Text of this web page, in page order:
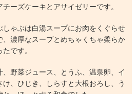
ーズケーキとアサイゼリーです。
ゃぶは白湯スープにお肉をくぐらせ
、濃厚なスープとめちゃくちゃ柔らか
です。
野菜ジュース、とうふ、温泉卵、イ
、ひじき、しらすと大根おろし、う